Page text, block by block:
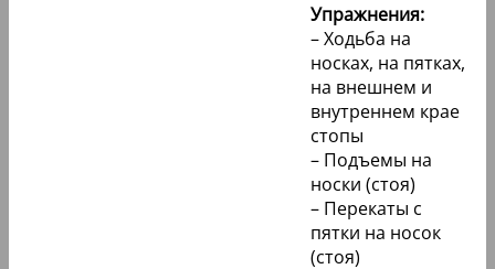
Упражнения:
– Ходьба на
носках, на пятках,
на внешнем и
внутреннем крае
стопы
– Подъемы на
носки (стоя)
– Перекаты с
пятки на носок
(стоя)